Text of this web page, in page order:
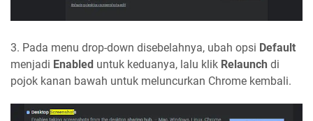
3. Pada menu drop-down disebelahnya, ubah opsi Default
menjadi Enabled untuk keduanya, lalu klik Relaunch di
pojok kanan bawah untuk meluncurkan Chrome kembali.